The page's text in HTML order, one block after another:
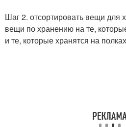
Шаг 2. отсортировать вещи для
вещи по хранению на те,
и те, которые хранятся на